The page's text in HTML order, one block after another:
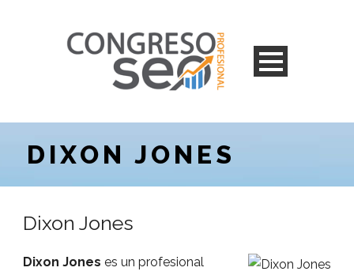
DIXON JONES
Dixon Jones
Dixon Jones es un profesional